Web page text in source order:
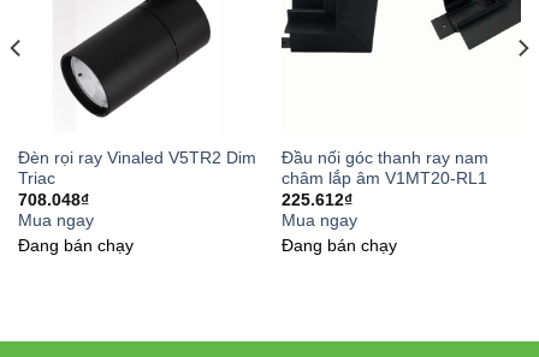
Đèn rọi ray Vinaled V5TR2 Dim
Triac
708.048₫
Mua ngay
Đang bán chạy
Đầu nối góc thanh ray nam
châm lắp âm V1MT20-RL1
225.612₫
Mua ngay
Đang bán chạy